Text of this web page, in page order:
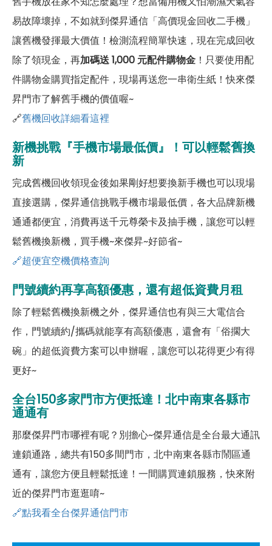
易故障壞掉，不如就到傑昇通信「高價現金回收二手機」
讓舊機發揮最大價值！檢測流程簡單快速，現在完成回收
除了領現金，再加碼送 1,000 元配件購物金 ！只要使用配
件購物金購買指定配件，現場再送您一串衛生紙！快來傑
昇門市了解舊手機的價值喔~
🔗舊機回收詳細看這裡
新機挑戰『手機市場最低價』！可以輕鬆舊換
新
完成舊機回收領現金後如果剛好想要換新手機也可以現場
直接選購，傑昇通信挑戰手機市場最低價，各大品牌新機
通通都便宜，消費再送千元尊榮卡及抽手機，讓您可以輕
鬆舊機換新機，買手機~來傑昇~好節省~
🔗超便宜空機價格查詢
門號續約再享高額優惠，還有超低資費月租
除了輕鬆舊機換新機之外，傑昇通信也有與三大電信合
作，門號續約/攜碼就能享有高額優惠，還會有「俗擱大
碗」的超低資費方案可以申辦喔，讓您可以花得更少有得
更好~
全台150多家門市方便抵達！北中南東各縣市
通通有
那麼傑昇門市哪裡有呢？別擔心~傑昇通信是全台最大通訊
連鎖通路，總共有150多間門市，北中南東各縣市鬧區通
通有，讓您方便且輕鬆抵達！一間購買連鎖服務，快來附
近的傑昇門市逛逛唷~
🔗點我看全台傑昇通信門市